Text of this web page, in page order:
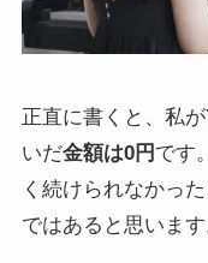
正直に書くと、私
いだ金額は0円 です。
く続けられなかっ
ではあると思います